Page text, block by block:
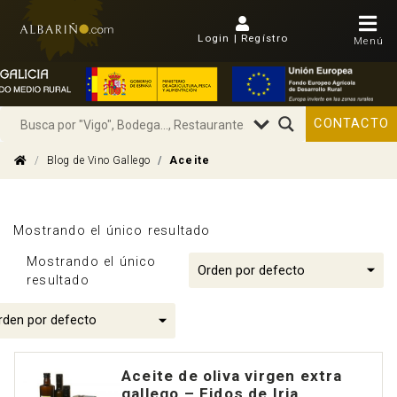
Login | Regístro Menú
CONTACTO
Blog de Vino Gallego Aceite
Mostrando el único resultado
Mostrando el único
resultado
Aceite de oliva virgen extra